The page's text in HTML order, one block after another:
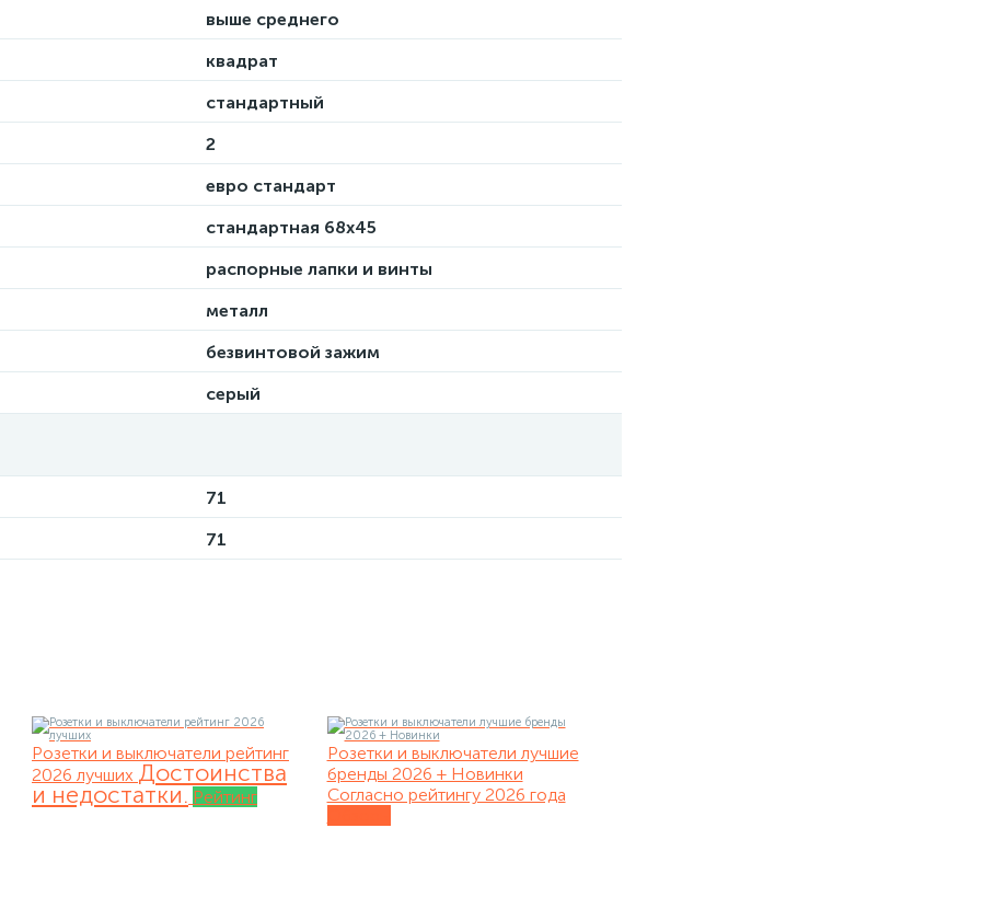
выше среднего
квадрат
стандартный
2
евро стандарт
стандартная 68х45
распорные лапки и винты
металл
безвинтовой зажим
серый
71
71
Розетки и выключатели рейтинг
2026 лучших Достоинства
и недостатки. Рейтинг
Розетки и выключатели лучшие
бренды 2026 + Новинки
Согласно рейтингу 2026 года